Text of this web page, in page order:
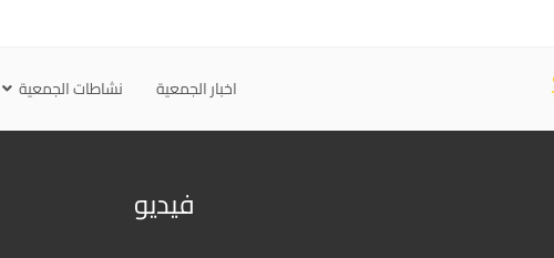
اخبار الجمعية نشاطات الجمعية
فيديو